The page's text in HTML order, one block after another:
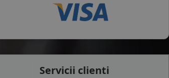
Servicii clienti